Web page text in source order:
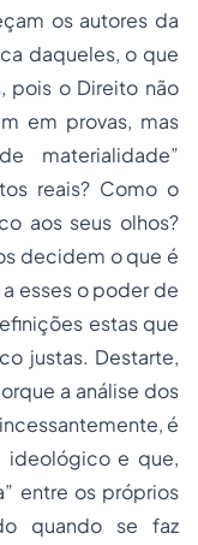
os autores da
daqueles, o que
pois o Direito não
em provas, mas
materialidade”
reais? Como o
aos seus olhos?
decidem o que é
esses o poder de
estas que
justas. Destarte,
a análise dos
é
ideológico e que,
entre os próprios
quando se faz